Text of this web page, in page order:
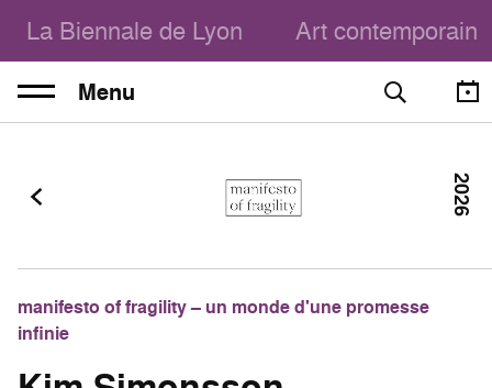
La Biennale de Lyon Art contemporain
Menu
manifesto of fragility – un monde d'une promesse
infinie
2026